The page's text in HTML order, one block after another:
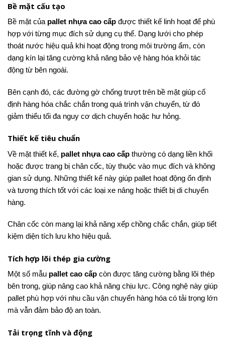
Bề mặt cấu tạo
Bề mặt của pallet nhựa cao cấp được thiết kế linh hoạt để phù
hợp với từng mục đích sử dụng cụ thể. Dạng lưới cho phép
thoát nước hiệu quả khi hoạt động trong môi trường ẩm, còn
dạng kín lại tăng cường khả năng bảo vệ hàng hóa khỏi tác
động từ bên ngoài.
Bên cạnh đó, các đường gờ chống trượt trên bề mặt giúp cố
định hàng hóa chắc chắn trong quá trình vận chuyển, từ đó
giảm thiểu tối đa nguy cơ dịch chuyển hoặc hư hỏng.
Thiết kế tiêu chuẩn
Về mặt thiết kế, pallet nhựa cao cấp thường có dạng liền khối
hoặc được trang bị chân cốc, tùy thuộc vào mục đích và không
gian sử dụng. Những thiết kế này giúp pallet hoạt động ổn định
và tương thích tốt với các loại xe nâng hoặc thiết bị di chuyển
hàng.
Chân cốc còn mang lại khả năng xếp chồng chắc chắn, giúp tiết
kiệm diện tích lưu kho hiệu quả.
Tích hợp lõi thép gia cường
Một số mẫu pallet cao cấp còn được tăng cường bằng lõi thép
bên trong, giúp nâng cao khả năng chịu lực. Công nghệ này giúp
pallet phù hợp với nhu cầu vận chuyển hàng hóa có tải trọng lớn
mà vẫn đảm bảo độ an toàn.
Tải trọng tĩnh và động